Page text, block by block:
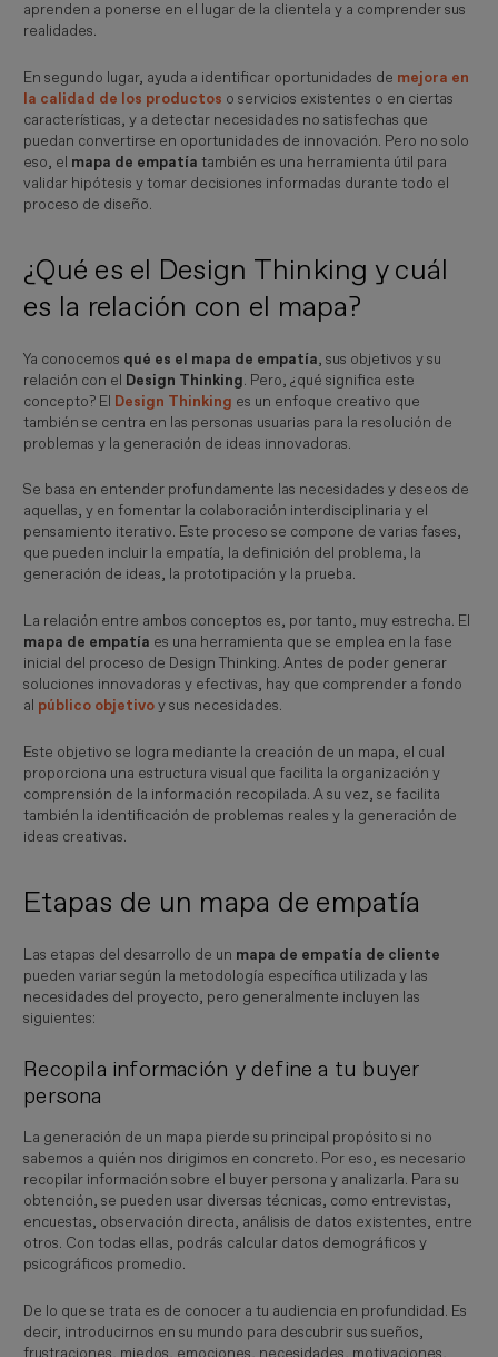
aprenden a ponerse en el lugar de la clientela y a comprender sus
realidades.
En segundo lugar, ayuda a identificar oportunidades de mejora en
la calidad de los productos o servicios existentes o en ciertas
características, y a detectar necesidades no satisfechas que
puedan convertirse en oportunidades de innovación. Pero no solo
eso, el mapa de empatía también es una herramienta útil para
validar hipótesis y tomar decisiones informadas durante todo el
proceso de diseño.
¿Qué es el Design Thinking y cuál
es la relación con el mapa?
Ya conocemos qué es el mapa de empatía, sus objetivos y su
relación con el Design Thinking. Pero, ¿qué significa este
concepto? El Design Thinking es un enfoque creativo que
también se centra en las personas usuarias para la resolución de
problemas y la generación de ideas innovadoras.
Se basa en entender profundamente las necesidades y deseos de
aquellas, y en fomentar la colaboración interdisciplinaria y el
pensamiento iterativo. Este proceso se compone de varias fases,
que pueden incluir la empatía, la definición del problema, la
generación de ideas, la prototipación y la prueba.
La relación entre ambos conceptos es, por tanto, muy estrecha. El
mapa de empatía es una herramienta que se emplea en la fase
inicial del proceso de Design Thinking. Antes de poder generar
soluciones innovadoras y efectivas, hay que comprender a fondo
al público objetivoy sus necesidades.
Este objetivo se logra mediante la creación de un mapa, el cual
proporciona una estructura visual que facilita la organización y
comprensión de la información recopilada. A su vez, se facilita
también la identificación de problemas reales y la generación de
ideas creativas.
Etapas de un mapa de empatía
Las etapas del desarrollo de un mapa de empatía de cliente
pueden variar según la metodología específica utilizada y las
necesidades del proyecto, pero generalmente incluyen las
siguientes:
Recopila información y define a tu buyer
persona
La generación de un mapa pierde su principal propósito si no
sabemos a quién nos dirigimos en concreto. Por eso, es necesario
recopilar información sobre el buyer persona y analizarla. Para su
obtención, se pueden usar diversas técnicas, como entrevistas,
encuestas, observación directa, análisis de datos existentes, entre
otros. Con todas ellas, podrás calcular datos demográficos y
psicográficos promedio.
De lo que se trata es de conocer a tu audiencia en profundidad. Es
decir, introducirnos en su mundo para descubrir sus sueños,
frustraciones, miedos, emociones, necesidades, motivaciones,